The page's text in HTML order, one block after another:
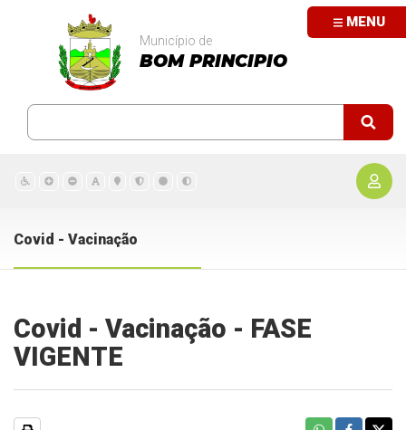
MENU
Município de
BOM PRINCIPIO
Covid - Vacinação
Covid - Vacinação - FASE
VIGENTE